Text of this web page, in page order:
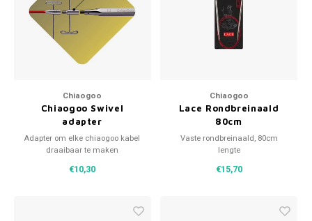
Per
Patches
Spelden en vastmaken
Overige fournituren
Chiaogoo
Chiaogoo Swivel
adapter
Adapter om elke chiaogoo kabel
draaibaar te maken
€10,30
Chiaogoo
Lace Rondbreinaald
80cm
Vaste rondbreinaald, 80cm
lengte
€15,70